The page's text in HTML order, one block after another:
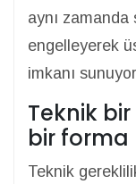
aynı zamanda
engelleyerek
imkanı
Teknik
bir forma
Teknik